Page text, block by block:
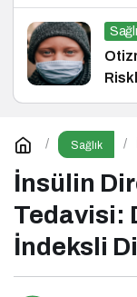
Sağlık
İnsülin
Tedavisi:
İndeksli